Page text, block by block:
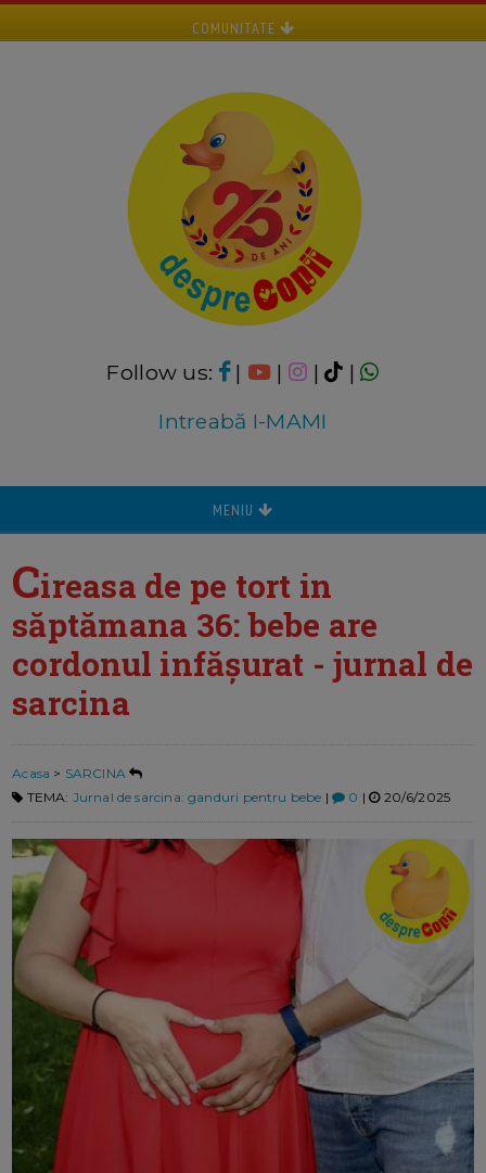
COMUNITATE
Follow us: | | |
|
Intreabă I-MAMI
MENIU
Cireasa de pe tort in
săptămana 36: bebe are
cordonul infășurat - jurnal de
sarcina
Acasa > SARCINA
TEMA: Jurnal de sarcina: ganduri pentru bebe | 0 | 20/6/2025